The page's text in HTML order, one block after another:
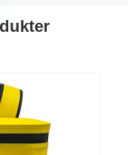
støpt
strand